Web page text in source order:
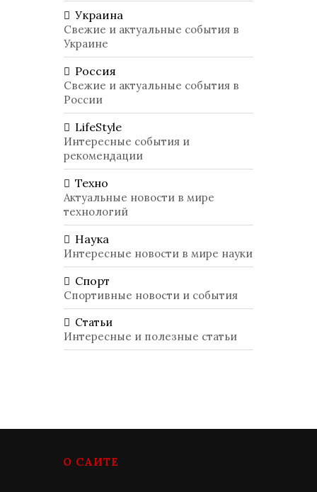
Украина
Свежие и актуальные события в
Украине
Россия
Свежие и актуальные события в
России
LifeStyle
Интересные события и
рекомендации
Техно
Актуальные новости в мире
технологий
Наука
Интересные новости в мире науки
Спорт
Спортивные новости и события
Статьи
Интересные и полезные статьи
О САЙТЕ